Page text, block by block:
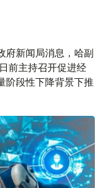
府新闻局消息，哈副
前主持召开促进经
阶段性下降背景下推